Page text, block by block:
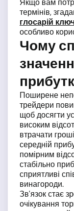
Якщо вам
термінів,
глосарій
особливо
Чому
Поширене
трейдери
щоб досягти
високим
втрачати
середній
помірним
стабільно
сприятливі
винагороди.
Зв'язок стає
очікування